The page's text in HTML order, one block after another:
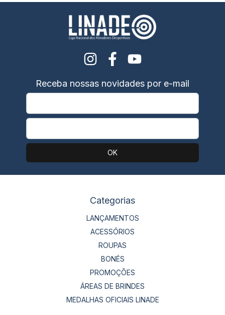
Receba nossas novidades por e-mail
Categorias
LANÇAMENTOS
ACESSÓRIOS
ROUPAS
BONÉS
PROMOÇÕES
ÁREAS DE BRINDES
MEDALHAS OFICIAIS LINADE